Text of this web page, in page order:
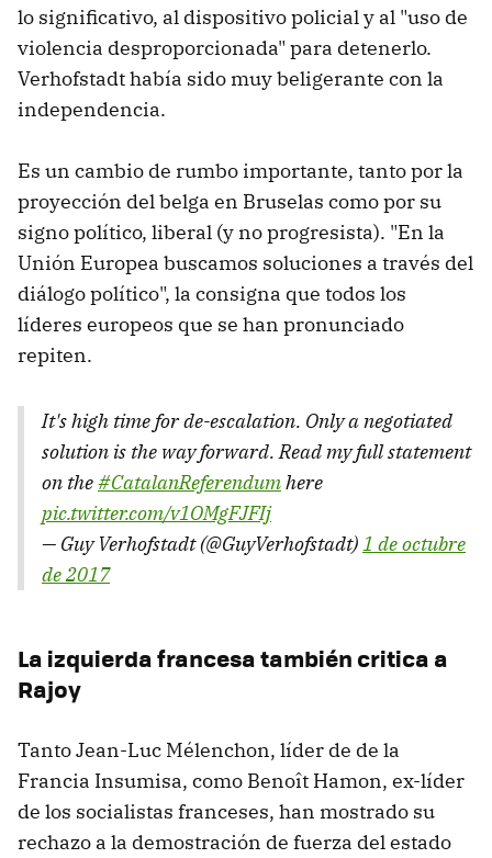
lo significativo, al dispositivo policial y al "uso de
violencia desproporcionada" para detenerlo.
Verhofstadt había sido muy beligerante con la
independencia.
Es un cambio de rumbo importante, tanto por la
proyección del belga en Bruselas como por su
signo político, liberal (y no progresista). "En la
Unión Europea buscamos soluciones a través del
diálogo político", la consigna que todos los
líderes europeos que se han pronunciado
repiten.
It's high time for de-escalation. Only a negotiated
solution is the way forward. Read my full statement
on the#CatalanReferendumhere
pic.twitter.com/v1OMgFJFIj
— Guy Verhofstadt (@GuyVerhofstadt)1 de octubre
de 2017
La izquierda francesa también critica a
Rajoy
Tanto Jean-Luc Mélenchon, líder de de la
Francia Insumisa, como Benoît Hamon, ex-líder
de los socialistas franceses, han mostrado su
rechazo a la demostración de fuerza del estado